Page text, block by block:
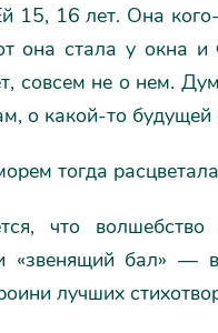
15, 16 лет. Она
она стала у окна и
совсем не о нем.
о какой-то
тогда
что
«звенящий бал» —
лучших